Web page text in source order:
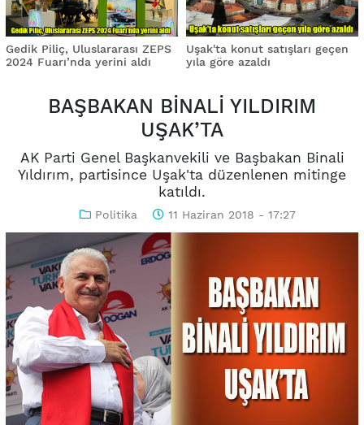
Gedik Piliç, Uluslararası ZEPS
2024 Fuarı’nda yerini aldı
Uşak'ta konut satışları geçen
yıla göre azaldı
BAŞBAKAN BİNALİ YILDIRIM
UŞAK’TA
AK Parti Genel Başkanvekili ve Başbakan Binali
Yıldırım, partisince Uşak'ta düzenlenen mitinge
katıldı.
Politika 11 Haziran 2018 - 17:27